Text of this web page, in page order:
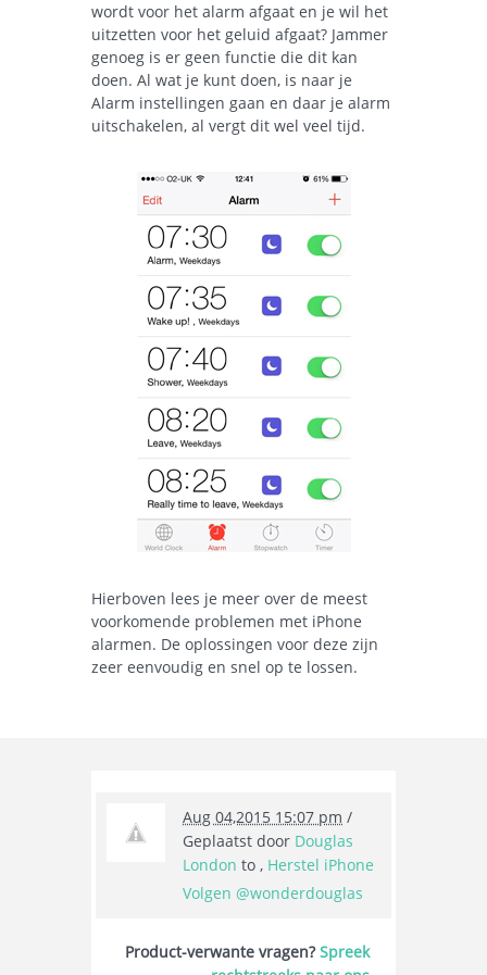
wordt voor het alarm afgaat en je wil het
uitzetten voor het geluid afgaat? Jammer
genoeg is er geen functie die dit kan
doen. Al wat je kunt doen, is naar je
Alarm instellingen gaan en daar je alarm
uitschakelen, al vergt dit wel veel tijd.
Hierboven lees je meer over de meest
voorkomende problemen met iPhone
alarmen. De oplossingen voor deze zijn
zeer eenvoudig en snel op te lossen.
Aug 04,2015 15:07 pm /
Geplaatst door Douglas
London to , Herstel iPhone
Volgen @wonderdouglas
Product-verwante vragen?Spreek